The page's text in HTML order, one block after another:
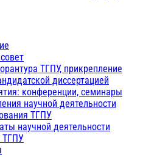
ТГПУ, прикрепление
диссертацией
конференции, семинары
научной деятельности
ТГПУ
научной деятельности
ТГПУ